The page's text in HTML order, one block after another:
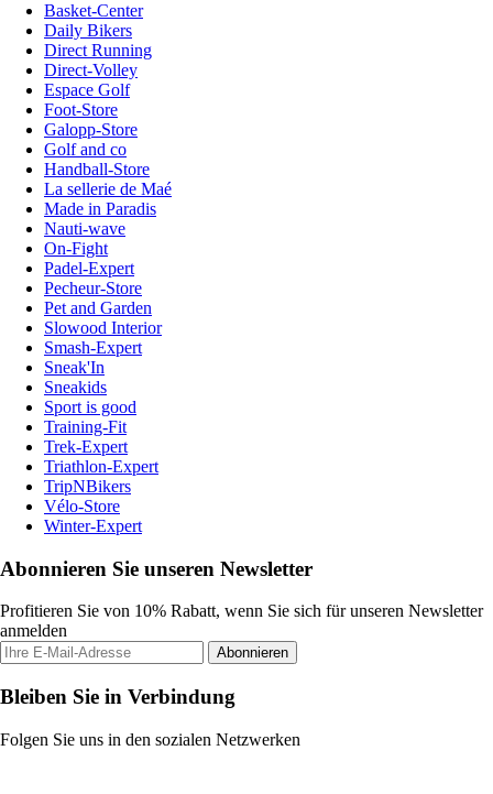
Basket-Center
Daily Bikers
Direct Running
Direct-Volley
Espace Golf
Foot-Store
Galopp-Store
Golf and co
Handball-Store
La sellerie de Maé
Made in Paradis
Nauti-wave
On-Fight
Padel-Expert
Pecheur-Store
Pet and Garden
Slowood Interior
Smash-Expert
Sneak'In
Sneakids
Sport is good
Training-Fit
Trek-Expert
Triathlon-Expert
TripNBikers
Vélo-Store
Winter-Expert
Abonnieren Sie unseren Newsletter
Profitieren Sie von 10% Rabatt, wenn Sie sich für unseren Newsletter
anmelden
Abonnieren
Bleiben Sie in Verbindung
Folgen Sie uns in den sozialen Netzwerken